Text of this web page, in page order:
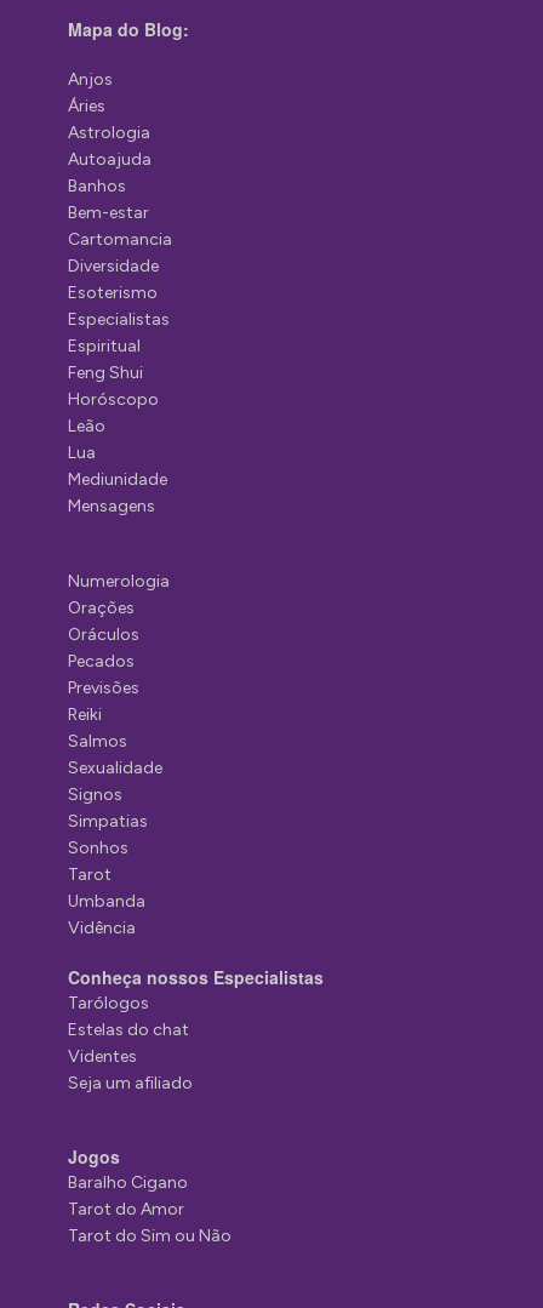
Mapa do Blog:
Anjos
Áries
Astrologia
Autoajuda
Banhos
Bem-estar
Cartomancia
Diversidade
Esoterismo
Especialistas
Espiritual
Feng Shui
Horóscopo
Leão
Lua
Mediunidade
Mensagens
Numerologia
Orações
Oráculos
Pecados
Previsões
Reiki
Salmos
Sexualidade
Signos
Simpatias
Sonhos
Tarot
Umbanda
Vidência
Conheça nossos Especialistas
Tarólogos
Estelas do chat
Videntes
Seja um afiliado
Jogos
Baralho Cigano
Tarot do Amor
Tarot do Sim ou Não